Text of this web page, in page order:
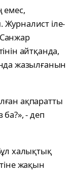
емес,
іле-
айтқанда,
жазылғанын
ақпаратты
- деп
халықтық
жақын